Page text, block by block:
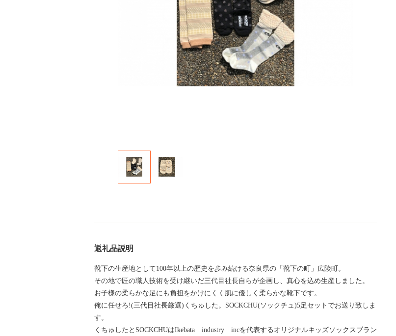
返礼品説明
靴下の生産地として100年以上の歴史を歩み続ける奈良県の「靴下の町」広陵町。
その地で匠の職人技術を受け継いだ三代目社長自らが企画し、真心を込め生産しました。
お子様の柔らかな足にも負担をかけにくく肌に優しく柔らかな靴下です。
俺に任せろ!(三代目社長厳選)くちゅした。SOCKCHU(ソックチュ)5足セットでお送り致しま
す。
くちゅしたとSOCKCHUはIkebata industry incを代表するオリジナルキッズソックスブラン